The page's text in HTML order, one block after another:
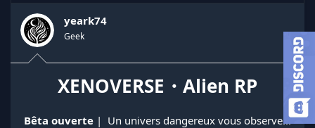
a
t
e
u
a
e
d
é
t
yeark74
Geek
XENOVERSE・Alien RP
Bêta ouverte | ‍ Un univers dangereux vous observe...